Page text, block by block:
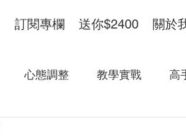
訂閱專欄 送你$2400 關於
心態調整 教學實戰 高